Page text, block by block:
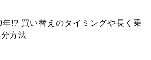
!? 買い替えのタイミングや長く乗
方法